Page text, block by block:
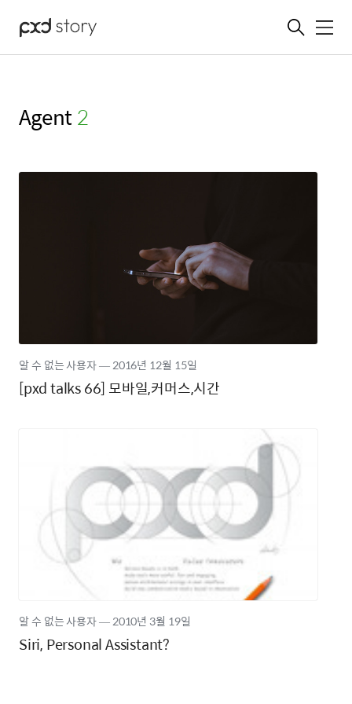
메뉴
Agent (2)
[pxd talks 66] 모바일,커머스,시간
알 수 없는 사용자―2016년 12월 15일
Siri, Personal Assistant?
알 수 없는 사용자―2010년 3월 19일